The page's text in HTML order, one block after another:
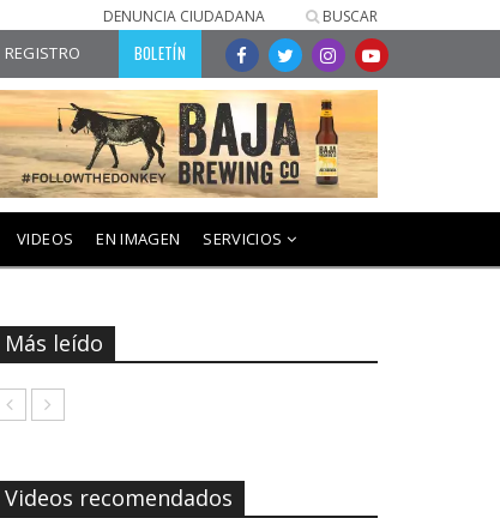
DENUNCIA CIUDADANA BUSCAR
BOLETÍN
VIDEOS EN IMAGEN SERVICIOS
Más leído
Videos recomendados